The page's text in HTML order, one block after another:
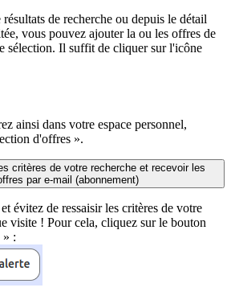
de recherche ou depuis le détail
vous pouvez ajouter la ou les offres de
sélection. Il suffit de cliquer sur l'icône
ainsi dans votre espace personnel,
d'offres ».
critères de votre recherche et recevoir les
par e-mail (abonnement)
évitez de ressaisir les critères de votre
visite ! Pour cela, cliquez sur le bouton
» :